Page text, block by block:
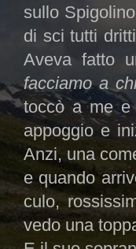
sullo
di sci tutti
Aveva fatto
facciamo a
toccò a me e
appoggio e
Anzi, una
e quando
culo,
vedo una